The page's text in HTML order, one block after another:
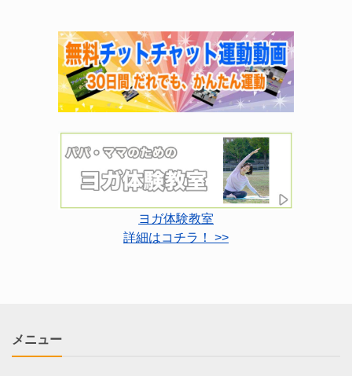
ヨガ体験教室
詳細はコチラ！ >>
メニュー